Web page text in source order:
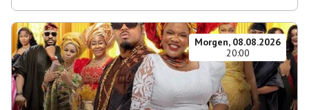
Morgen, 08.08.2026
20:00